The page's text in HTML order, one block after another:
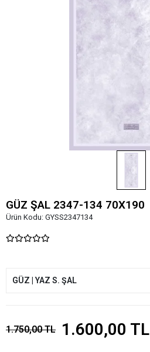
GÜZ ŞAL 2347-134 70X190
Ürün Kodu: GYSS2347134
GÜZ | YAZ S. ŞAL
1.750,00 TL 1.600,00 TL